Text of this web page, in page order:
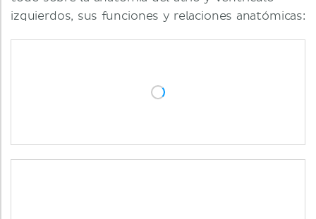
izquierdos, sus funciones y relaciones anatómicas: